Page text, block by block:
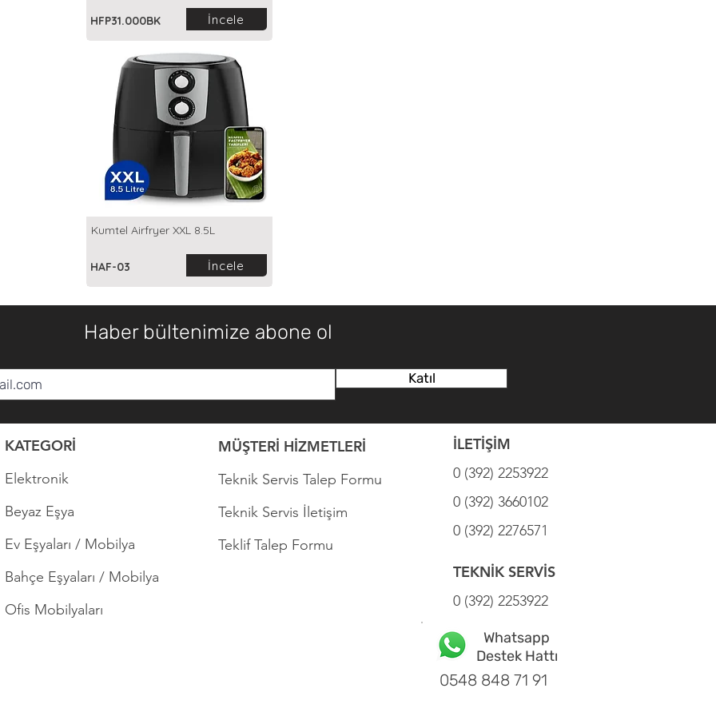
HFP31.000BK İncele
Kumtel Airfryer XXL 8.5L
HAF-03 İncele
Haber bültenimize abone ol
Katıl
KATEGORİ
Elektronik
Beyaz Eşya
Ev Eşyaları / Mobilya
Bahçe Eşyaları / Mobilya
Ofis Mobilyaları
MÜŞTERİ HİZMETLERİ
Teknik Servis Talep Formu
Teknik Servis İletişim
Teklif Talep Formu
İLETİŞİM
0 (392) 2253922
0 (392) 3660102
0 (392) 2276571
TEKNİK SERVİS
0 (392) 2253922
Whatsapp
Destek Hattı
0548 848 71 91